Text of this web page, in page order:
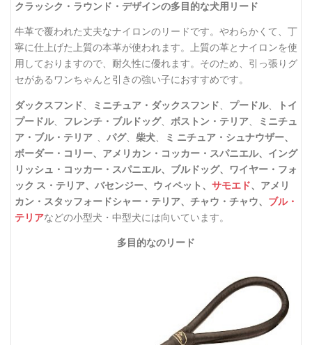
クラッシク・ラウンド・デザインの多目的な犬用リード
牛革で覆われた丈夫なナイロンのリードです。やわらかくて、丁
寧に仕上げた上質の本革が使われます。上質の革とナイロンを使
用しておりますので、耐久性に優れます。そのため、引っ張りグ
セがあるワンちゃんと引きの強い子におすすめです。
ダックスフンド ミニチュア・ダックスフンド プードル、
トイ
プードル、 フレンチ・ブルドッグ、 ボストン・テリア
ミニチュ
ア・ブル・テリア
パグ、 柴犬
ミ ニチュア・シュナウザー、
ボーダー・コリー、アメリカン・コッカー・スパニエル、イング
リッシュ・コッカー・スパニエル、ブルドッグ、ワイヤー・フォ
ック ス・テリア、バセンジー、ウィペット、 サモエド、アメリ
カン・スタッフォードシャー・テリア、チャウ・チャウ、 ブル・
テリアなどの小型犬・中型犬には向いています。
多目的なのリード